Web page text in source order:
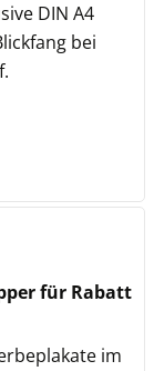
DIN A4
bei
für Rabatt
im